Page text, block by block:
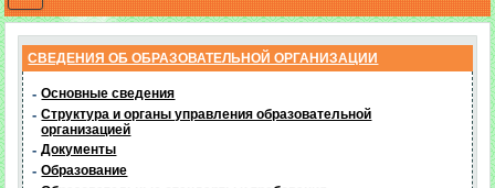
СВЕДЕНИЯ ОБ ОБРАЗОВАТЕЛЬНОЙ ОРГАНИЗАЦИИ
- Основные сведения
- Структура и органы управления образовательной
организацией
- Документы
- Образование